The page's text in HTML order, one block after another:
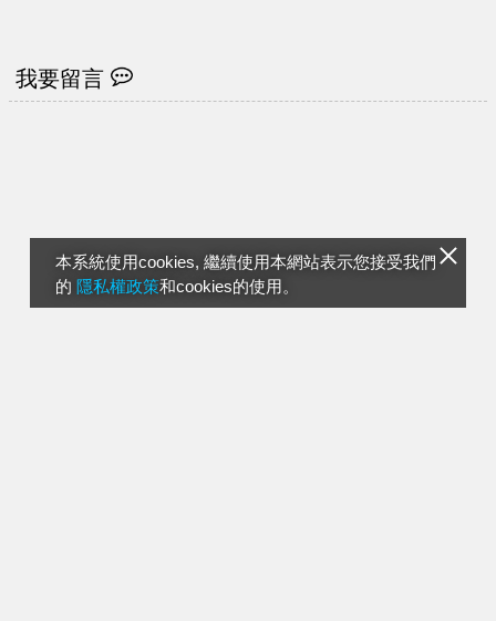
本系統使用cookies, 繼續使用本網站表示您接受我們
的 隱私權政策和cookies的使用。
我要留言